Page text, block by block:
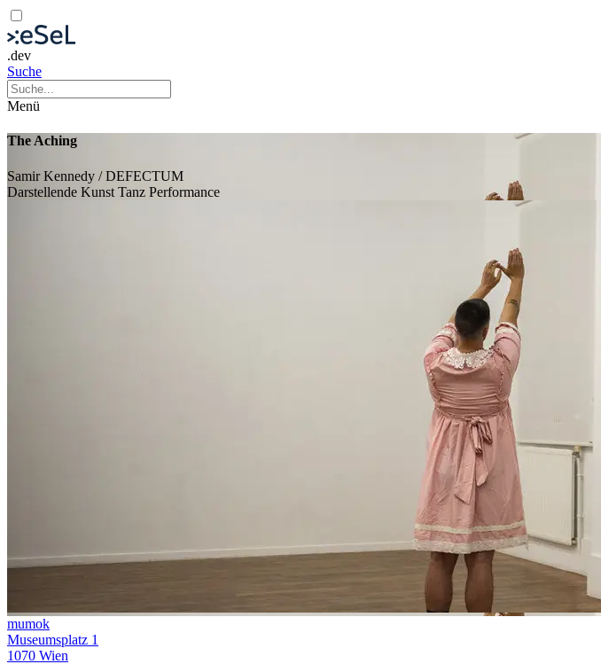
.dev
Suche
Menü
The Aching
Samir Kennedy / DEFECTUM
Darstellende Kunst Tanz Performance
mumok
Museumsplatz 1
1070 Wien